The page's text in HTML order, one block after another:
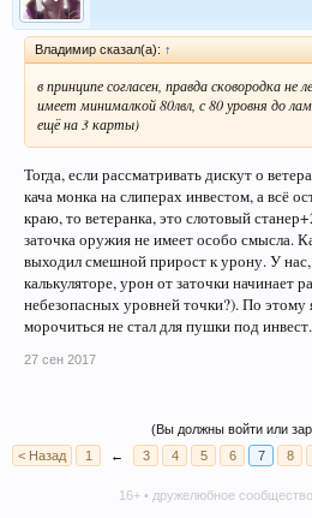
Владимир сказал(а): ↑
в принципе согласен, правда сковородка не
имеет минималкой 80лвл, с 80 уровня до
ещё на 3 карты)
Тогда, если рассматривать дискут о
кача монка на слиперах инвестом, а всё
краю, то ветеранка, это слотовый
заточка оружия не имеет особо смысла.
выходил смешной прирост к урону. У
калькуляторе, урон от заточки начинает
небезопасных уровней точки?). По этому
морочиться не стал для пушки под инвест.
27 сен 2017
(Вы должны войти или
< Назад
1 ← 3 4 5 6 7 8
16+ • дружелюбное сообщество •